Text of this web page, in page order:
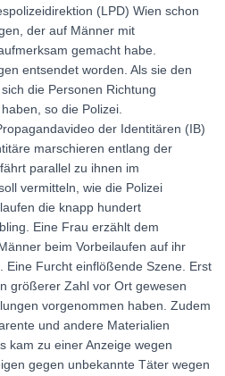
(LPD) Wien schon
der auf Männer mit
gemacht habe.
entsendet worden. Als sie den
die Personen Richtung
so die Polizei.
der Identitären (IB)
marschieren entlang der
parallel zu ihnen im
vermitteln, wie die Polizei
die knapp hundert
Eine Frau erzählt dem
beim Vorbeilaufen auf ihr
Eine Furcht einflößende Szene. Erst
größerer Zahl vor Ort gewesen
vorgenommen haben. Zudem
und andere Materialien
kam zu einer Anzeige wegen
gegen unbekannte Täter wegen